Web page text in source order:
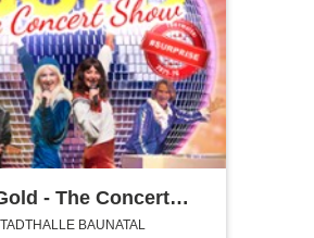
- The Concert
BAUNATAL